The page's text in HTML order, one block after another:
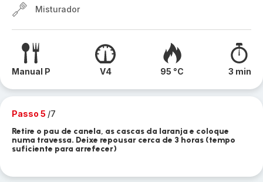
Misturador
Manual P V4 95 °C 3 min
Passo 5 /7
Retire o pau de canela, as cascas da laranja e coloque
numa travessa. Deixe repousar cerca de 3 horas (tempo
suficiente para arrefecer)